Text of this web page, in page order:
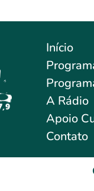
Início
A Rádio
Apoio
Contato